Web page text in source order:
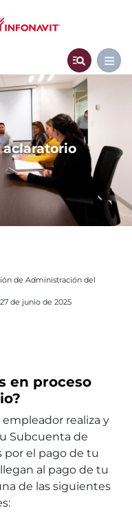
aclaratorio
de Administración del
27 de junio de 2025
en proceso
realiza y
Subcuenta de
por el pago de tu
al pago de tu
de las siguientes